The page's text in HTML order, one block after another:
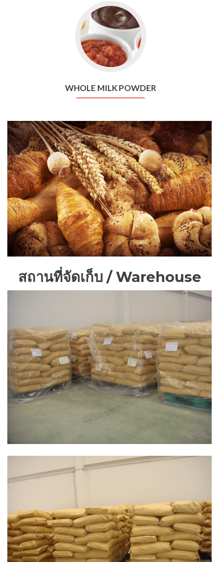
Go
to
Whole
Milk
Powder
WHOLE MILK POWDER
สถานที่จัดเก็บ / Warehouse